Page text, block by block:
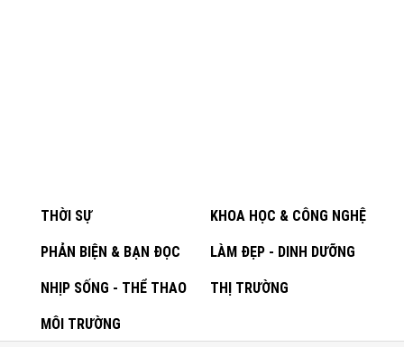
THỜI SỰ KHOA HỌC & CÔNG NGHỆ
PHẢN BIỆN & BẠN ĐỌC LÀM ĐẸP - DINH DƯỠNG
NHỊP SỐNG - THỂ THAO THỊ TRƯỜNG
MÔI TRƯỜNG